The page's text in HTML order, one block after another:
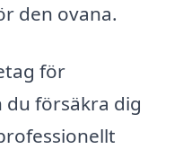
den ovana.
för
du försäkra dig